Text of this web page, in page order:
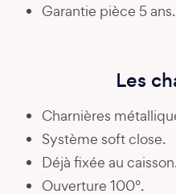
Garantie pièce 5 ans.
Les
Charnières
Système soft close.
Déjà fixée au
Ouverture 100°.